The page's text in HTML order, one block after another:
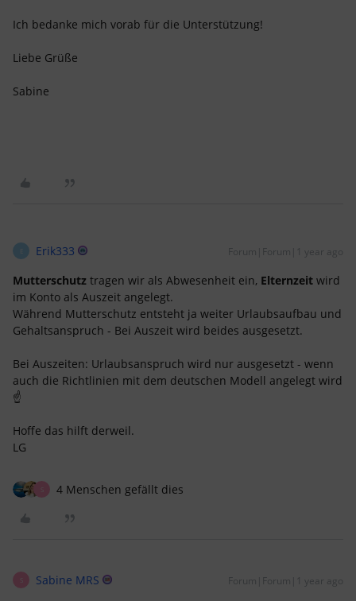
Ich bedanke mich vorab für die Unterstützung!
Liebe Grüße
Sabine
Erik333 Forum|Forum|1 year ago
Mutterschutz tragen wir als Abwesenheit ein, Elternzeit wird
im Konto als Auszeit angelegt.
Während Mutterschutz entsteht ja weiter Urlaubsaufbau und
Gehaltsanspruch - Bei Auszeit wird beides ausgesetzt.
Bei Auszeiten: Urlaubsanspruch wird nur ausgesetzt - wenn
auch die Richtlinien mit dem deutschen Modell angelegt wird
☝️
Hoffe das hilft derweil.
LG
4 Menschen gefällt dies
Sabine MRS Forum|Forum|1 year ago